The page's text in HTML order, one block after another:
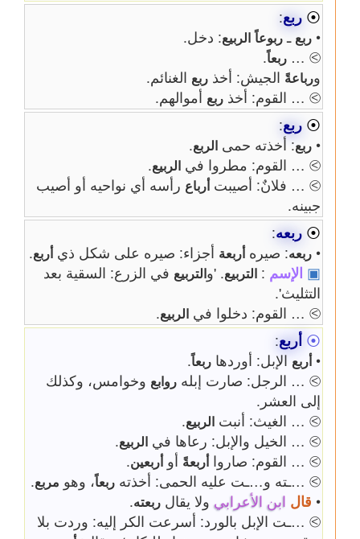
⦿ ربع:
• ربعـ ربوعاً الربيع: دخل.
⧁ … ربعاً.
ورباعةًالجيش: أخذ ربعالغنائم.
⧁ … القوم: أخذ ربعأموالهم.
⦿ ربع:
• ربع: أخذته حمى الربع.
⧁ … القوم: مطروا في الربيع.
⧁ … فلانٌ: أصيبت أرباعرأسه أي نواحيه أو أصيب
جبينه.
⦿ ربعه:
• ربعه: صيره أربعةأجزاء: صيره على شكل ذي أربع.
▣ الإسم : التربيع. 'والتربيعفي الزرع: السقية بعد
التثليث'.
⧁ … القوم: دخلوا في الربيع.
⦿ أربع:
• أربعالإبل: أوردها ربعاً.
⧁ … الرجل: صارت إبله روابعوخوامس، وكذلك
إلى العشر.
⧁ … الغيث: أنبت الربيع.
⧁ … الخيل والإبل: رعاها في الربيع.
⧁ … القوم: صاروا أربعةًأو أربعين.
⧁ …ـته و…ـت عليه الحمى: أخذته ربعاً، وهو مربع.
• قال ابن الأعرابي ولا يقال ربعته.
⧁ …ـت الإبل بالورد: أسرعت الكر إليه: وردت بلا